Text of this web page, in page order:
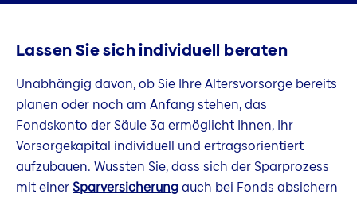
Lassen Sie sich individuell beraten
Unabhängig davon, ob Sie Ihre Altersvorsorge bereits
planen oder noch am Anfang stehen, das
Fondskonto der Säule 3a ermöglicht Ihnen, Ihr
Vorsorgekapital individuell und ertragsorientiert
aufzubauen. Wussten Sie, dass sich der Sparprozess
mit einerSparversicherungauch bei Fonds absichern